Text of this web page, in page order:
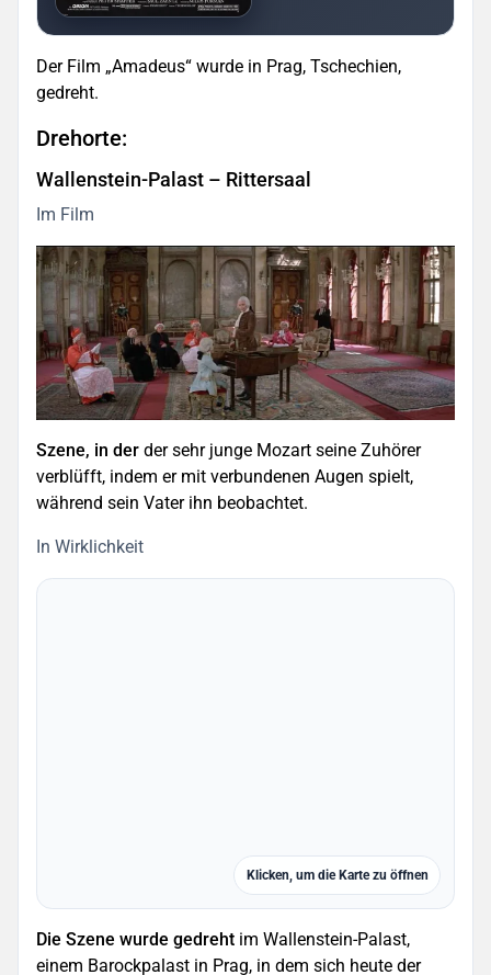
Der Film „Amadeus“ wurde in Prag, Tschechien,
gedreht.
Drehorte:
Wallenstein-Palast – Rittersaal
Im Film
Szene, in der der sehr junge Mozart seine Zuhörer
verblüfft, indem er mit verbundenen Augen spielt,
während sein Vater ihn beobachtet.
In Wirklichkeit
Klicken, um die Karte zu öffnen
Die Szene wurde gedreht im Wallenstein-Palast,
einem Barockpalast in Prag, in dem sich heute der